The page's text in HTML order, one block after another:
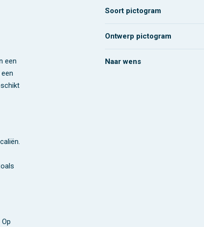
een
Soort pictogram
Ontwerp pictogram
Naar wens